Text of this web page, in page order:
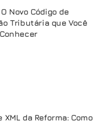
Novo Código de
Tributária que Você
XML da Reforma: Como